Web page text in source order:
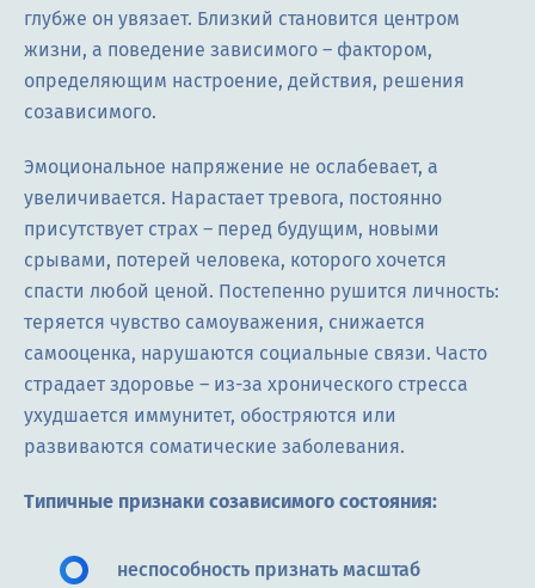
глубже он увязает. Близкий становится центром
жизни, а поведение зависимого – фактором,
определяющим настроение, действия, решения
созависимого.
Эмоциональное напряжение не ослабевает, а
увеличивается. Нарастает тревога, постоянно
присутствует страх – перед будущим, новыми
срывами, потерей человека, которого хочется
спасти любой ценой. Постепенно рушится личность:
теряется чувство самоуважения, снижается
самооценка, нарушаются социальные связи. Часто
страдает здоровье – из-за хронического стресса
ухудшается иммунитет, обостряются или
развиваются соматические заболевания.
Типичные признаки созависимого состояния:
неспособность признать масштаб